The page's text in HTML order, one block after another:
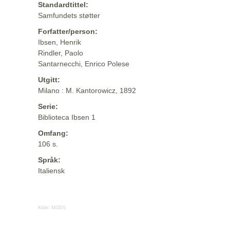
Standardtittel:
Samfundets støtter
Forfatter/person:
Ibsen, Henrik
Rindler, Paolo
Santarnecchi, Enrico Polese
Utgitt:
Milano : M. Kantorowicz, 1892
Serie:
Biblioteca Ibsen 1
Omfang:
106 s.
Språk:
Italiensk
Kilde: MODS